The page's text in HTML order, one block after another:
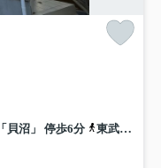
貝沼」 停歩6分
東武東上線「朝霞台」駅 バス24分 「道場」 停歩5分